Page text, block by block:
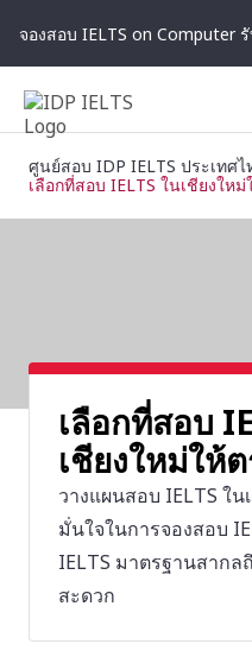
จองสอบ IELTS on Computer
ศูนย์สอบ IDP IELTS ประเทศไ
เลือกที่สอบ IELTS ในเชียงให
เลือกที่สอบ
เชียงใหม่ให้
วางแผนสอบ IELTS ใ
มั่นใจในการจองสอบ
IELTS มาตรฐานสาก
สะดวก